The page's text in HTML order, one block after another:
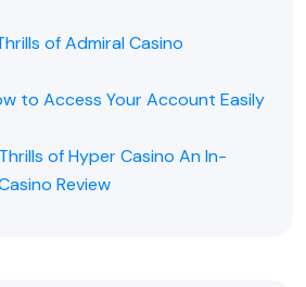
of Admiral Casino
to Access Your Account Easily
of Hyper Casino An In-
Review